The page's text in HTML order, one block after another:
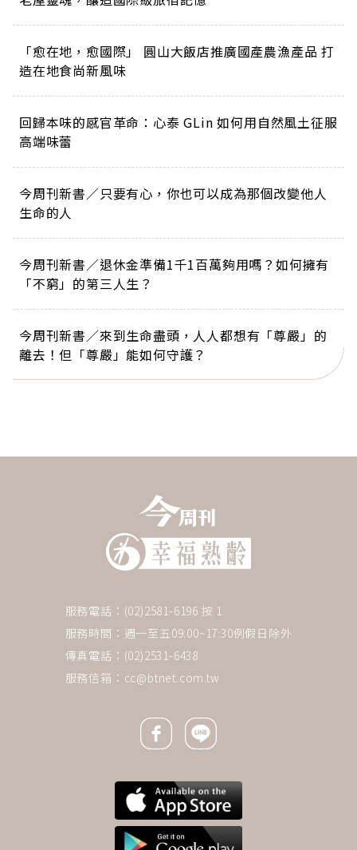
「愈在地，愈國際」 圓山大飯店推廣國產農漁產品 打
造在地食尚新風味
回歸本味的感官革命：心泰 GLin 如何用自然風土征服
高端味蕾
今周刊新書／只要有心，你也可以成為那個改變他人
生命的人
今周刊新書／退休金準備1千1百萬夠用嗎？如何擁有
「不窮」的第三人生？
今周刊新書／來到生命盡頭，人人都想有「尊嚴」的
離去！但「尊嚴」能如何守護？
服務電話：(02)2581-6196 按 1
服務時間：週一至五09:00~17:30例假日除外
傳真電話：(02)2531-6438
服務信箱： cc@btnet.com.tw
Facebook icon
Line icon